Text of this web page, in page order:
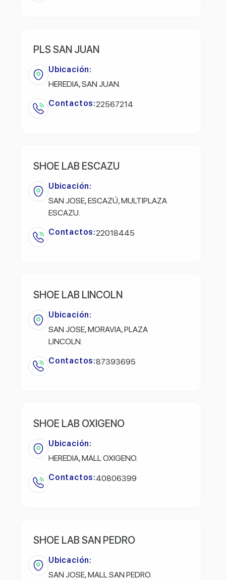
PLS SAN JUAN
Ubicación:
HEREDIA, SAN JUAN.
Contactos:22567214
SHOE LAB ESCAZU
Ubicación:
SAN JOSE, ESCAZÚ, MULTIPLAZA
ESCAZU.
Contactos:22018445
SHOE LAB LINCOLN
Ubicación:
SAN JOSE, MORAVIA, PLAZA
LINCOLN.
Contactos:87393695
SHOE LAB OXIGENO
Ubicación:
HEREDIA, MALL OXIGENO.
Contactos:40806399
SHOE LAB SAN PEDRO
Ubicación:
SAN JOSE, MALL SAN PEDRO.